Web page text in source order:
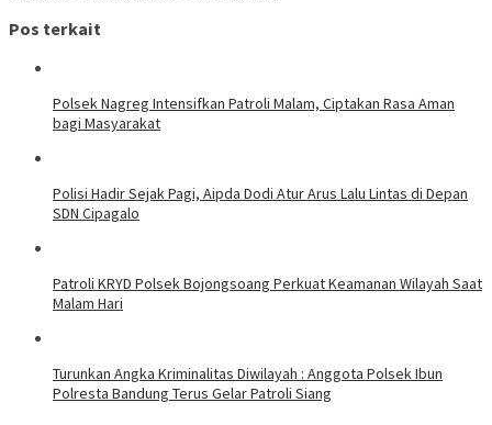
Pos terkait
Polsek Nagreg Intensifkan Patroli Malam, Ciptakan Rasa Aman
bagi Masyarakat
Polisi Hadir Sejak Pagi, Aipda Dodi Atur Arus Lalu Lintas di Depan
SDN Cipagalo
Patroli KRYD Polsek Bojongsoang Perkuat Keamanan Wilayah Saat
Malam Hari
Turunkan Angka Kriminalitas Diwilayah : Anggota Polsek Ibun
Polresta Bandung Terus Gelar Patroli Siang